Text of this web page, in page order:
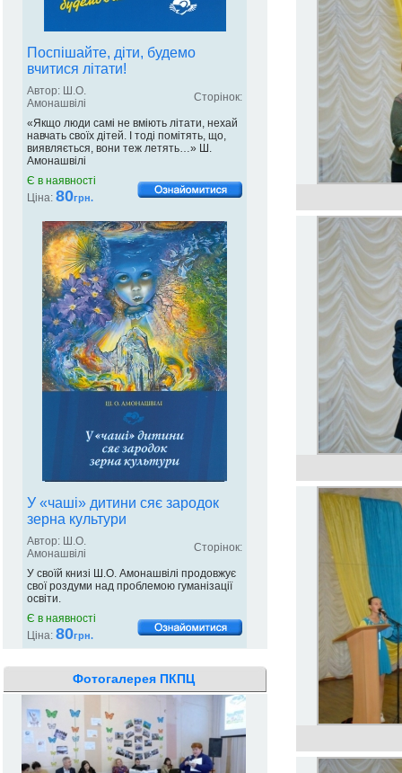
Поспішайте, діти, будемо
вчитися літати!
Автор: Ш.О.
Амонашвілі
Сторінок:
«Якщо люди самі не вміють літати, нехай
навчать своїх дітей. І тоді помітять, що,
виявляється, вони теж летять…» Ш.
Амонашвілі
Є в наявності
Ціна: 80грн.
У «чаші» дитини сяє зародок
зерна культури
Автор: Ш.О.
Амонашвілі
Сторінок:
У своїй книзі Ш.О. Амонашвілі продовжує
свої роздуми над проблемою гуманізації
освіти.
Є в наявності
Ціна: 80грн.
Фотогалерея ПКПЦ